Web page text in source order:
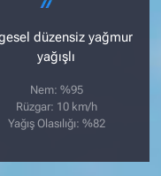
düzensiz yağmur
yağışlı
Nem: %95
Rüzgar: 10 km/h
Yağış Olasılığı: %82